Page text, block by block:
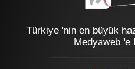
Türkiye 'nin en büyük
Medyaweb 'e